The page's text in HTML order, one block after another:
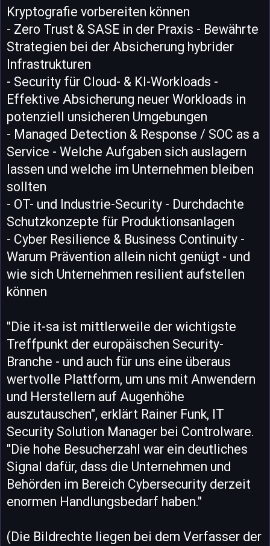
Kryptografie vorbereiten können
- Zero Trust & SASE in der Praxis - Bewährte
Strategien bei der Absicherung hybrider
Infrastrukturen
- Security für Cloud- & KI-Workloads -
Effektive Absicherung neuer Workloads in
potenziell unsicheren Umgebungen
- Managed Detection & Response / SOC as a
Service - Welche Aufgaben sich auslagern
lassen und welche im Unternehmen bleiben
sollten
- OT- und Industrie-Security - Durchdachte
Schutzkonzepte für Produktionsanlagen
- Cyber Resilience & Business Continuity -
Warum Prävention allein nicht genügt - und
wie sich Unternehmen resilient aufstellen
können
"Die it-sa ist mittlerweile der wichtigste
Treffpunkt der europäischen Security-
Branche - und auch für uns eine überaus
wertvolle Plattform, um uns mit Anwendern
und Herstellern auf Augenhöhe
auszutauschen", erklärt Rainer Funk, IT
Security Solution Manager bei Controlware.
"Die hohe Besucherzahl war ein deutliches
Signal dafür, dass die Unternehmen und
Behörden im Bereich Cybersecurity derzeit
enormen Handlungsbedarf haben."
(Die Bildrechte liegen bei dem Verfasser der